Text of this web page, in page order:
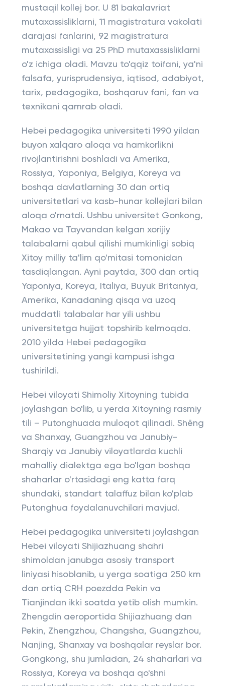
mustaqil kollej bor. U 81 bakalavriat
mutaxassisliklarni, 11 magistratura vakolati
darajasi fanlarini, 92 magistratura
mutaxassisligi va 25 PhD mutaxassisliklarni
o'z ichiga oladi. Mavzu to'qqiz toifani, ya'ni
falsafa, yurisprudensiya, iqtisod, adabiyot,
tarix, pedagogika, boshqaruv fani, fan va
texnikani qamrab oladi.
Hebei pedagogika universiteti 1990 yildan
buyon xalqaro aloqa va hamkorlikni
rivojlantirishni boshladi va Amerika,
Rossiya, Yaponiya, Belgiya, Koreya va
boshqa davlatlarning 30 dan ortiq
universitetlari va kasb-hunar kollejlari bilan
aloqa o'rnatdi. Ushbu universitet Gonkong,
Makao va Tayvandan kelgan xorijiy
talabalarni qabul qilishi mumkinligi sobiq
Xitoy milliy ta'lim qo'mitasi tomonidan
tasdiqlangan. Ayni paytda, 300 dan ortiq
Yaponiya, Koreya, Italiya, Buyuk Britaniya,
Amerika, Kanadaning qisqa va uzoq
muddatli talabalar har yili ushbu
universitetga hujjat topshirib kelmoqda.
2010 yilda Hebei pedagogika
universitetining yangi kampusi ishga
tushirildi.
Hebei viloyati Shimoliy Xitoyning tubida
joylashgan bo'lib, u yerda Xitoyning rasmiy
tili – Putonghuada muloqot qilinadi. Shēng
va Shanxay, Guangzhou va Janubiy-
Sharqiy va Janubiy viloyatlarda kuchli
mahalliy dialektga ega bo'lgan boshqa
shaharlar o'rtasidagi eng katta farq
shundaki, standart talaffuz bilan ko'plab
Putonghua foydalanuvchilari mavjud.
Hebei pedagogika universiteti joylashgan
Hebei viloyati Shijiazhuang shahri
shimoldan janubga asosiy transport
liniyasi hisoblanib, u yerga soatiga 250 km
dan ortiq CRH poezdda Pekin va
Tianjindan ikki soatda yetib olish mumkin.
Zhengdin aeroportida Shijiazhuang dan
Pekin, Zhengzhou, Changsha, Guangzhou,
Nanjing, Shanxay va boshqalar reyslar bor.
Gongkong, shu jumladan, 24 shaharlari va
Rossiya, Koreya va boshqa qo'shni